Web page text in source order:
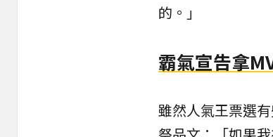
的。」
霸氣宣告拿
雖然人氣王票選